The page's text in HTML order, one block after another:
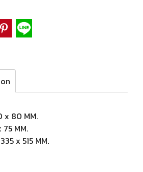
x 80 MM.
75 MM.
x 515 MM.